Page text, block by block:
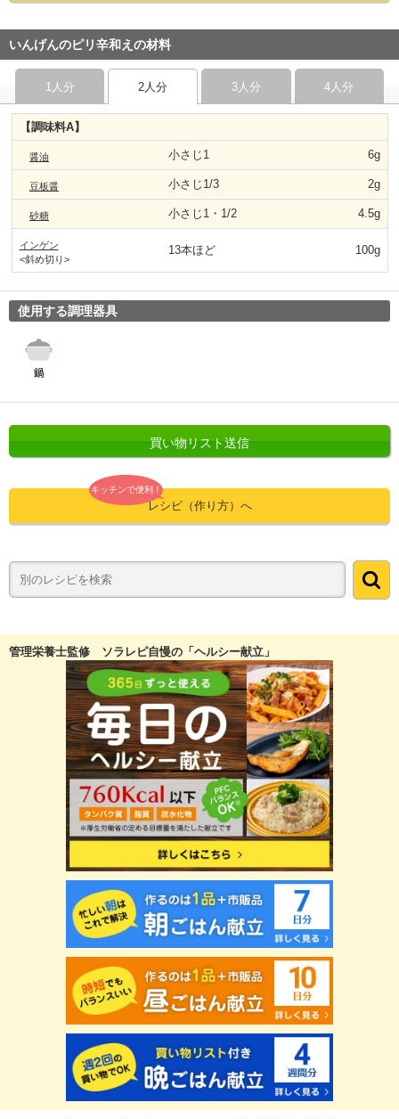
いんげんのピリ辛和えの材料
1人分 2人分 3人分 4人分
【調味料A】
醤油 小さじ1 6g
豆板醤 小さじ1/3 2g
砂糖 小さじ1・1/2 4.5g
インゲン
<斜め切り>
13本ほど 100g
使用する調理器具
買い物リスト送信
キッチンで便利！
レシピ（作り方）へ
管理栄養士監修 ソラレピ自慢の「ヘルシー献立」